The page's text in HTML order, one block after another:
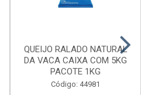
QUEIJO RALADO NATURAL
DA VACA CAIXA COM 5KG
PACOTE 1KG
Código: 44981